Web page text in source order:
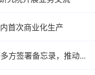
首次商业化生产
Clobot 携手韩国原子能环境公团等多方签署备忘录，推动放射性废物安全管理多机型机器人示范